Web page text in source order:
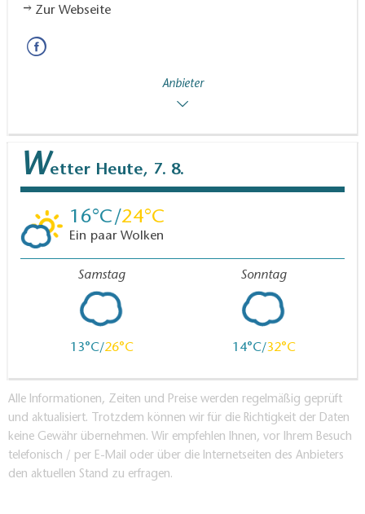
Zur Webseite
Anbieter
Wetter Heute, 7. 8.
16 24
Ein paar Wolken
Samstag
13 26
Sonntag
14 32
Alle Informationen, Zeiten und Preise werden regelmäßig geprüft
und aktualisiert. Trotzdem können wir für die Richtigkeit der Daten
keine Gewähr übernehmen. Wir empfehlen Ihnen, vor Ihrem Besuch
telefonisch / per E-Mail oder über die Internetseiten des Anbieters
den aktuellen Stand zu erfragen.